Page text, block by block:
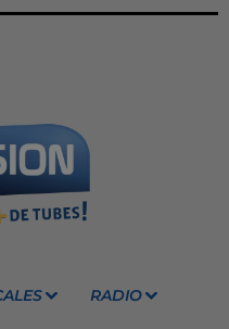
RADIO